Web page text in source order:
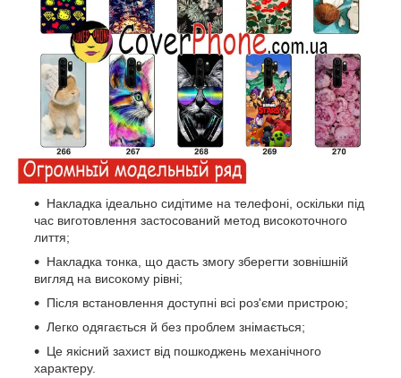
Накладка ідеально сидітиме на телефоні, оскільки під
час виготовлення застосований метод високоточного
лиття;
Накладка тонка, що дасть змогу зберегти зовнішній
вигляд на високому рівні;
Після встановлення доступні всі роз'єми пристрою;
Легко одягається й без проблем знімається;
Це якісний захист від пошкоджень механічного
характеру.